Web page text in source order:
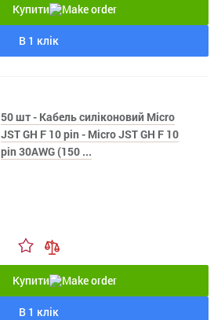
Купити
В 1 клік
50 шт - Кабель силіконовий Micro
JST GH F 10 pin - Micro JST GH F 10
pin 30AWG (150 ...
Купити
В 1 клік